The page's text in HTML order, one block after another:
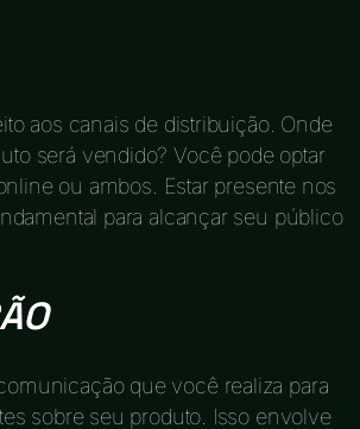
aos canais de distribuição. Onde
será vendido? Você pode optar
ou ambos. Estar presente nos
para alcançar seu público
que você realiza para
sobre seu produto. Isso envolve